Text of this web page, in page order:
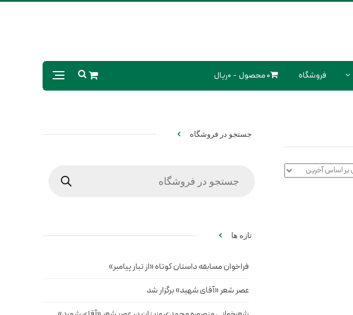
فروشگاه 0 محصول 0ریال
جستجو در فروشگاه
تازه ها
فراخوان مسابقه داستان کوتاه «از تبار پیامبر»
عصر شعر «آقای شهید» برگزار شد